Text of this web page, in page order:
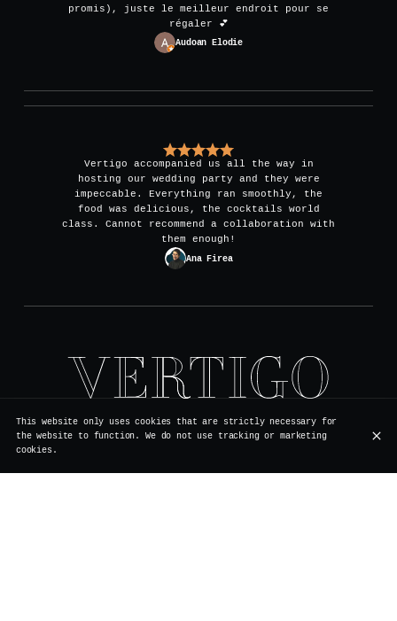
promis), juste le meilleur endroit pour se
régaler 💕
Audoan Elodie
Vertigo accompanied us all the way in
hosting our wedding party and they were
impeccable. Everything ran smoothly, the
food was delicious, the cocktails world
class. Cannot recommend a collaboration with
them enough!
Ana Firea
+32 2 511 95 17
This website only uses cookies that are strictly necessary for
the website to function. We do not use tracking or marketing
cookies.